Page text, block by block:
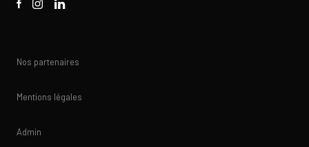
Nos partenaires
Mentions légales
Admin